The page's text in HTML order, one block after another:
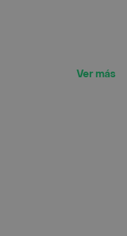
Ver más